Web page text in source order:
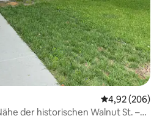
4,92 (206)
der historischen Walnut St. –